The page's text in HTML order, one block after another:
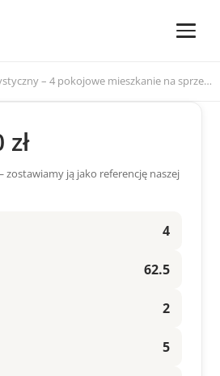
– 4 pokojowe mieszkanie na sprze…
ją jako referencję naszej
4
62.5
2
5